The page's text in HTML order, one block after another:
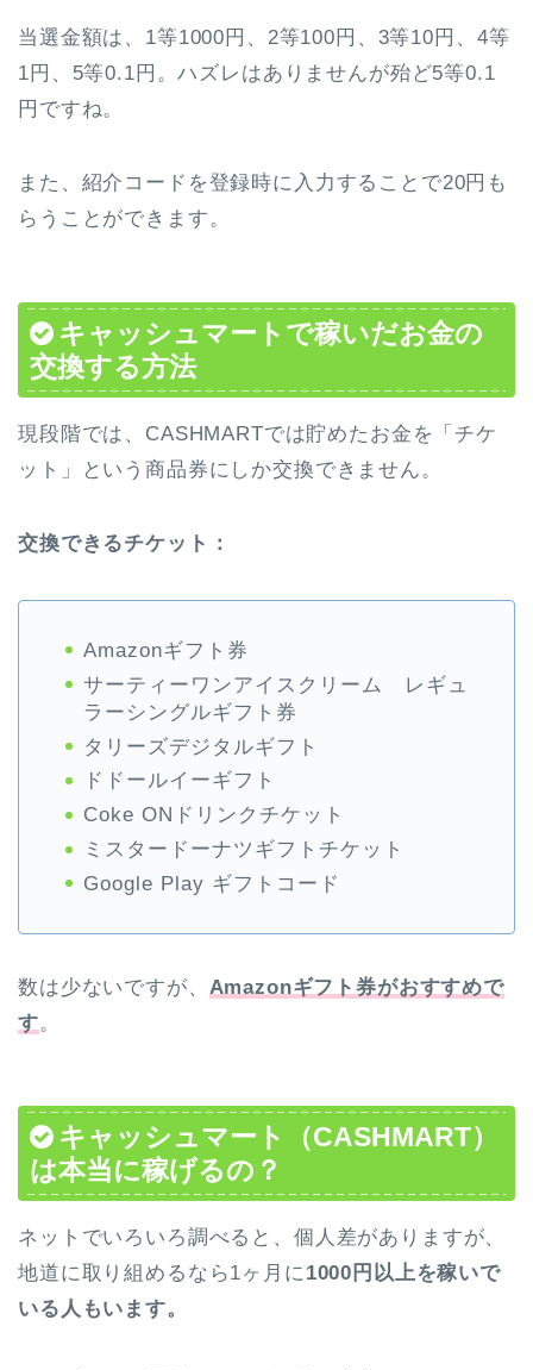
当選金額は、1等1000円、2等100円、3等10円、4等
1円、5等0.1円。ハズレはありませんが殆ど5等0.1
円ですね。
また、紹介コードを登録時に入力することで20円も
らうことができます。
キャッシュマートで稼いだお金の
交換する方法
現段階では、CASHMARTでは貯めたお金を「チケ
ット」という商品券にしか交換できません。
交換できるチケット：
Amazonギフト券
サーティーワンアイスクリーム レギュ
ラーシングルギフト券
タリーズデジタルギフト
ドドールイーギフト
Coke ONドリンクチケット
ミスタードーナツギフトチケット
Google Play ギフトコード
数は少ないですが、 Amazonギフト券がおすすめで
す。
キャッシュマート（CASHMART）
は本当に稼げるの？
ネットでいろいろ調べると、個人差がありますが、
地道に取り組めるなら1ヶ月に1000円以上を稼いで
いる人もいます。